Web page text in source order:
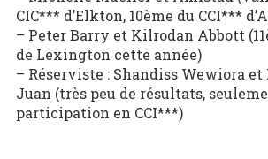
CIC*** d’Elkton, 10ème du CCI***
– Peter Barry et Kilrodan Abbott
de Lexington cette année)
– Réserviste : Shandiss Wewiora
Juan (très peu de résultats,
participation en CCI***)